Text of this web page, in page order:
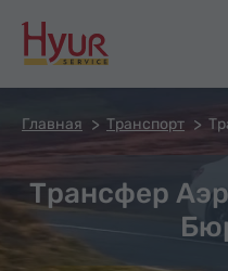
Главная Транспорт
Трансфер